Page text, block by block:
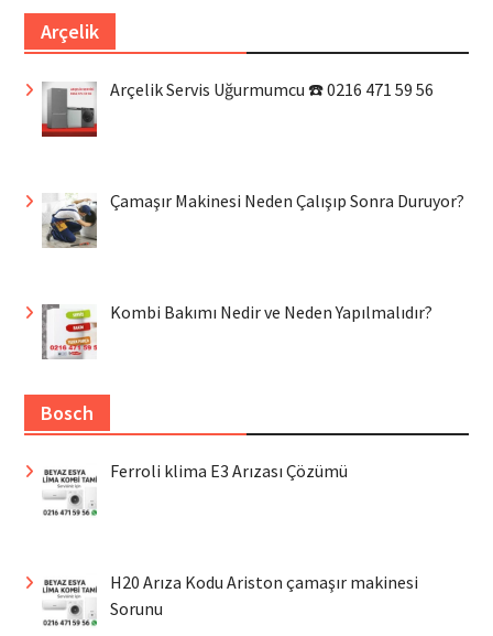
Arçelik
Arçelik Servis Uğurmumcu ☎️ 0216 471 59 56
Çamaşır Makinesi Neden Çalışıp Sonra Duruyor?
Kombi Bakımı Nedir ve Neden Yapılmalıdır?
Bosch
Ferroli klima E3 Arızası Çözümü
H20 Arıza Kodu Ariston çamaşır makinesi
Sorunu